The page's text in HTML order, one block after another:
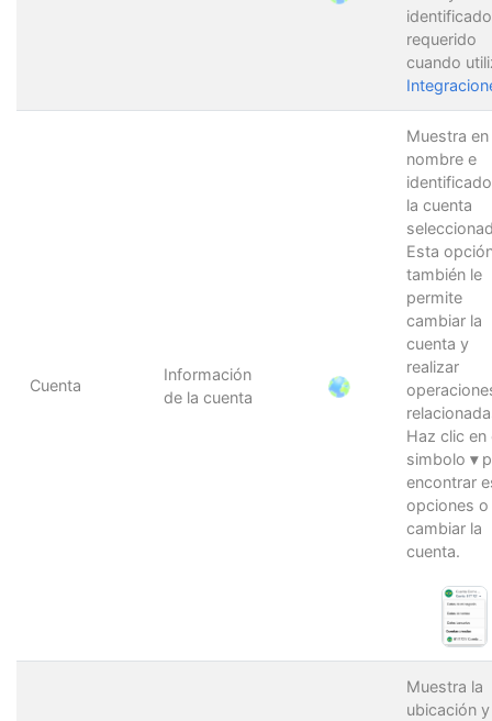
requerido
cuando
Cuenta
Información
de la cuenta
Muestra en
nombre e
la cuenta
Esta
también le
permite
cambiar la
cuenta y
realizar
Haz clic en
simbolo ▾
encontrar
opciones o
cambiar la
cuenta.
Muestra la
ubicación